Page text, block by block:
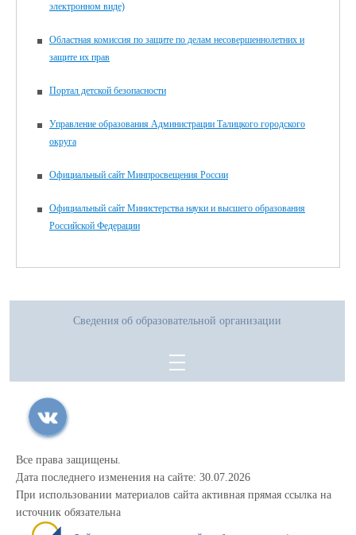
электронном виде)
Областная комиссия по защите по делам несовершеннолетних и
защите их прав
Портал детской безопасности
Управление образования Администрации Талицкого городского
округа
Официальный сайт Минпросвещения России
Официальный сайт Министерства науки и высшего образования
Российской Федерации
Сведения об образовательной организации
Все права защищены.
Дата последнего изменения на сайте: 30.07.2026
При использовании материалов сайта активная прямая ссылка на
источник обязательна